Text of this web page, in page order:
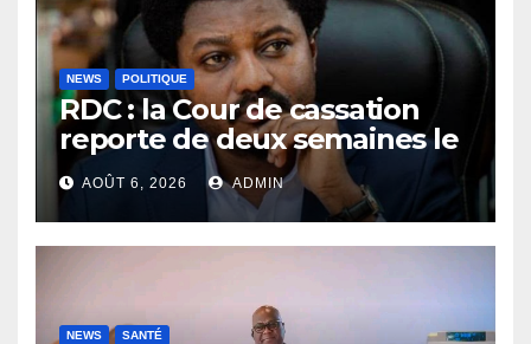
NEWS POLITIQUE
RDC : la Cour de cassation
reporte de deux semaines le
procès Frivao
AOÛT 6, 2026 ADMIN
NEWS SANTÉ